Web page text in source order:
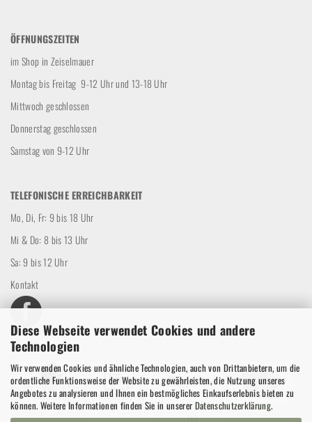
Diese Webseite verwendet Cookies und andere
Technologien
Wir verwenden Cookies und ähnliche Technologien, auch von Drittanbietern, um die
ordentliche Funktionsweise der Website zu gewährleisten, die Nutzung unseres
Angebotes zu analysieren und Ihnen ein bestmögliches Einkaufserlebnis bieten zu
können. Weitere Informationen finden Sie in unserer Datenschutzerklärung.
ÖFFNUNGSZEITEN
im Shop in Zeiselmauer
Montag bis Freitag 9-12 Uhr und 13-18 Uhr
Mittwoch geschlossen
Donnerstag geschlossen
Samstag von 9-12 Uhr
TELEFONISCHE ERREICHBARKEIT
Mo, Di, Fr: 9 bis 18 Uhr
Mi & Do: 8 bis 13 Uhr
Sa: 9 bis 12 Uhr
Kontakt